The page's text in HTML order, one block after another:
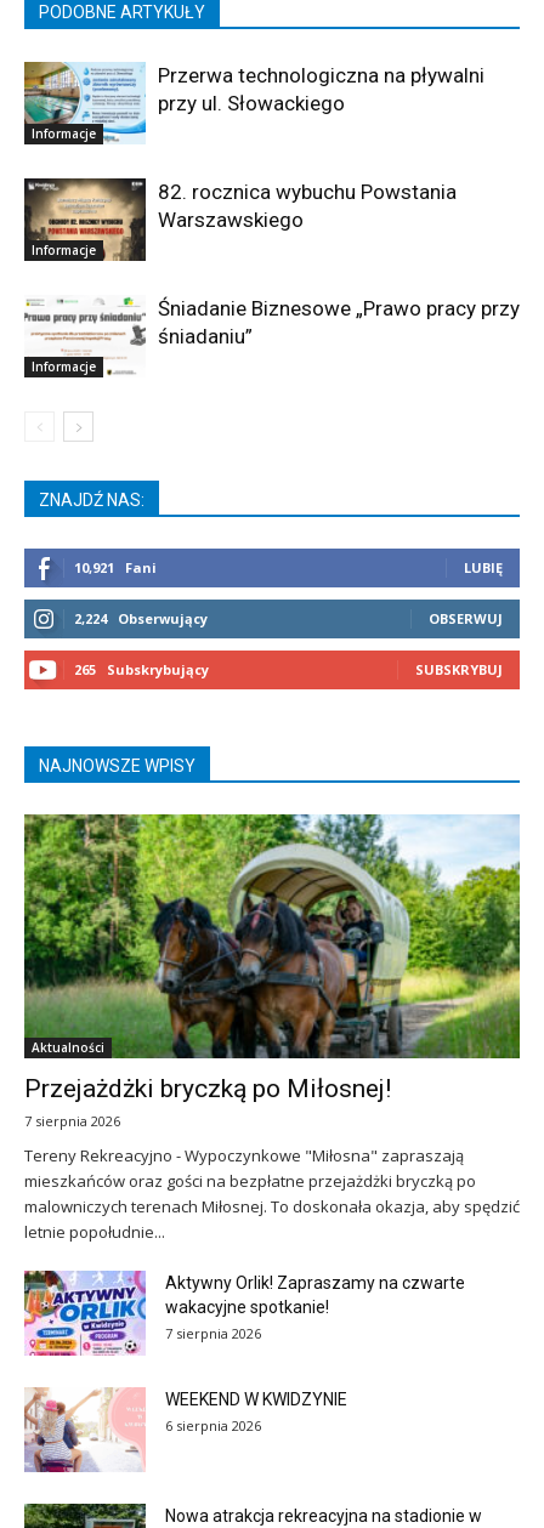
PODOBNE ARTYKUŁY
Informacje
Przerwa technologiczna na pływalni
przy ul. Słowackiego
Informacje
82. rocznica wybuchu Powstania
Warszawskiego
Informacje
Śniadanie Biznesowe „Prawo pracy przy
śniadaniu”
ZNAJDŹ NAS:
10,921 Fani LUBIĘ
2,224 Obserwujący OBSERWUJ
265 Subskrybujący SUBSKRYBUJ
NAJNOWSZE WPISY
Aktualności
Przejażdżki bryczką po Miłosnej!
7 sierpnia 2026
Tereny Rekreacyjno - Wypoczynkowe "Miłosna" zapraszają
mieszkańców oraz gości na bezpłatne przejażdżki bryczką po
malowniczych terenach Miłosnej. To doskonała okazja, aby spędzić
letnie popołudnie...
Aktywny Orlik! Zapraszamy na czwarte
wakacyjne spotkanie!
7 sierpnia 2026
WEEKEND W KWIDZYNIE
6 sierpnia 2026
Nowa atrakcja rekreacyjna na stadionie w